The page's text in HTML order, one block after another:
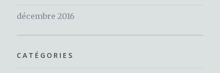
décembre 2016
CATÉGORIES